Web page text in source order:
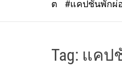
ต
#แคปชั่นพักผ่
Tag: แคป